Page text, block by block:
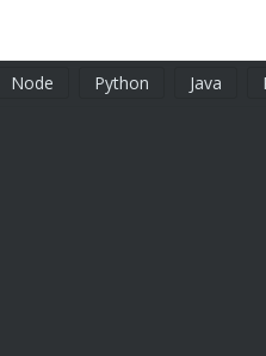
Node Python Java